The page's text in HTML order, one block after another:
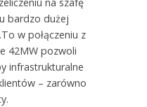
bardzo dużej
w połączeniu z
42MW pozwoli
infrastrukturalne
– zarówno